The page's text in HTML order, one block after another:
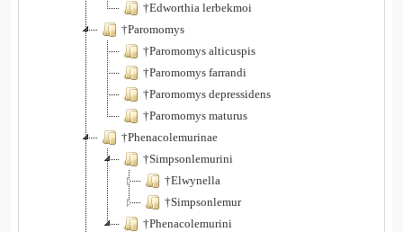
†Edworthia lerbekmoi
†Paromomys
†Paromomys alticuspis
†Paromomys farrandi
†Paromomys depressidens
†Paromomys maturus
†Phenacolemurinae
†Simpsonlemurini
†Elwynella
†Simpsonlemur
†Phenacolemurini